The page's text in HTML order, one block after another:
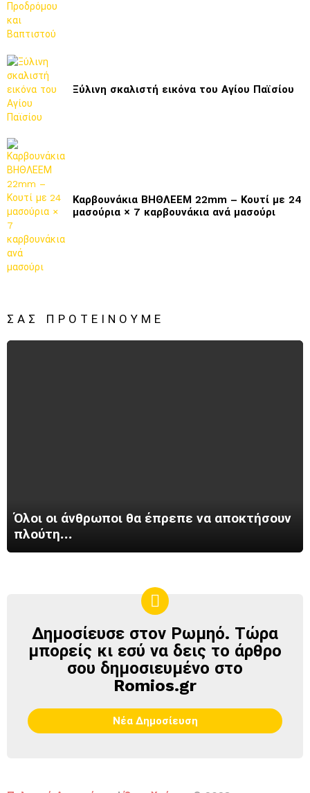
Ξύλινη σκαλιστή εικόνα του Αγίου Παϊσίου
Καρβουνάκια ΒΗΘΛΕΕΜ 22mm – Κουτί με 24
μασούρια × 7 καρβουνάκια ανά μασούρι
ΣΑΣ ΠΡΟΤΕΊΝΟΥΜΕ
Όλοι οι άνθρωποι θα έπρεπε να αποκτήσουν
πλούτη…
ΔΗΜΟΣΊΕΥΣΕ
ΣΤΟΝ
ΡΩΜΗΌ
Δημοσίευσε στον Ρωμηό. Τώρα
μπορείς κι εσύ να δεις το άρθρο
σου δημοσιευμένο στο
Romios.gr
Νέα Δημοσίευση